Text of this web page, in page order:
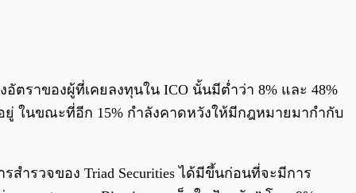
ตราของผู้ที่เคยลงทุนใน ICO นั้นมีต่ำว่า 8% และ 48%
ในขณะที่อีก 15% กำลังคาดหวังให้มีกฎหมายมากำกับ
สำรวจของ Triad Securities ได้มีขึ้นก่อนที่จะมีการ